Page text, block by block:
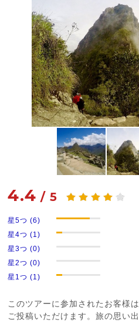
4.4 /5
星5つ (6)
星4つ (1)
星3つ (0)
星2つ (0)
星1つ (1)
このツアーに参加されたお客様
ご投稿いただけます。旅の思い